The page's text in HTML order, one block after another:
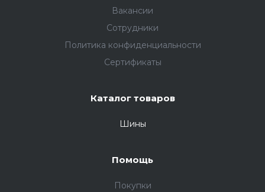
Вакансии
Сотрудники
Политика конфиденциальности
Сертификаты
Каталог товаров
Шины
Помощь
Покупки